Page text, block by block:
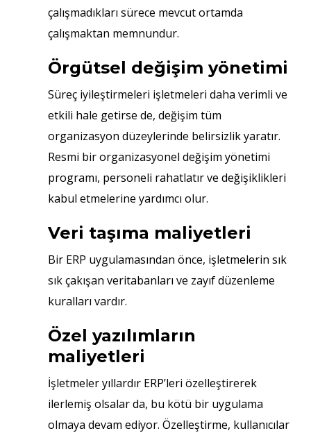
çalışmadıkları sürece mevcut ortamda
çalışmaktan memnundur.
Örgütsel değişim yönetimi
Süreç iyileştirmeleri işletmeleri daha verimli ve
etkili hale getirse de, değişim tüm
organizasyon düzeylerinde belirsizlik yaratır.
Resmi bir organizasyonel değişim yönetimi
programı, personeli rahatlatır ve değişiklikleri
kabul etmelerine yardımcı olur.
Veri taşıma maliyetleri
Bir ERP uygulamasından önce, işletmelerin sık
sık çakışan veritabanları ve zayıf düzenleme
kuralları vardır.
Özel yazılımların
maliyetleri
İşletmeler yıllardır ERP’leri özelleştirerek
ilerlemiş olsalar da, bu kötü bir uygulama
olmaya devam ediyor. Özelleştirme, kullanıcılar